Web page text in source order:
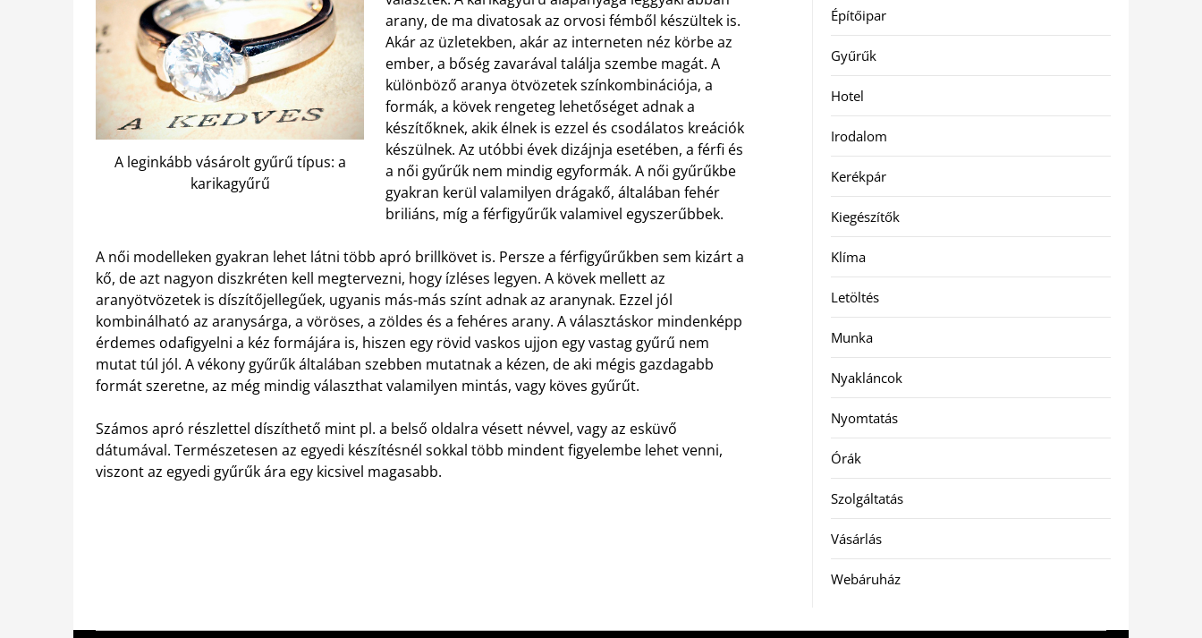
A leginkább vásárolt gyűrű típus: a
karikagyűrű
arany, de ma divatosak az orvosi fémből készültek is.
Akár az üzletekben, akár az interneten néz körbe az
ember, a bőség zavarával találja szembe magát. A
különböző aranya ötvözetek színkombinációja, a
formák, a kövek rengeteg lehetőséget adnak a
készítőknek, akik élnek is ezzel és csodálatos kreációk
készülnek. Az utóbbi évek dizájnja esetében, a férfi és
a női gyűrűk nem mindig egyformák. A női gyűrűkbe
gyakran kerül valamilyen drágakő, általában fehér
briliáns, míg a férfigyűrűk valamivel egyszerűbbek.
A női modelleken gyakran lehet látni több apró brillkövet is. Persze a férfigyűrűkben sem kizárt a
kő, de azt nagyon diszkréten kell megtervezni, hogy ízléses legyen. A kövek mellett az
aranyötvözetek is díszítőjellegűek, ugyanis más-más színt adnak az aranynak. Ezzel jól
kombinálható az aranysárga, a vöröses, a zöldes és a fehéres arany. A választáskor mindenképp
érdemes odafigyelni a kéz formájára is, hiszen egy rövid vaskos ujjon egy vastag gyűrű nem
mutat túl jól. A vékony gyűrűk általában szebben mutatnak a kézen, de aki mégis gazdagabb
formát szeretne, az még mindig választhat valamilyen mintás, vagy köves gyűrűt.
Számos apró részlettel díszíthető mint pl. a belső oldalra vésett névvel, vagy az esküvő
dátumával. Természetesen az egyedi készítésnél sokkal több mindent figyelembe lehet venni,
viszont az egyedi gyűrűk ára egy kicsivel magasabb.
Építőipar
Gyűrűk
Hotel
Irodalom
Kerékpár
Kiegészítők
Klíma
Letöltés
Munka
Nyakláncok
Nyomtatás
Órák
Szolgáltatás
Vásárlás
Webáruház